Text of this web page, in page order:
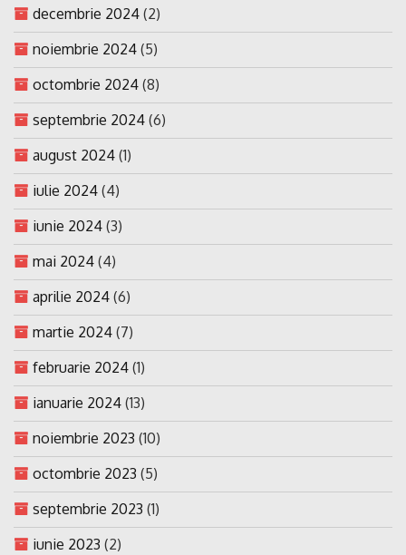
decembrie 2024 (2)
noiembrie 2024 (5)
octombrie 2024 (8)
septembrie 2024 (6)
august 2024 (1)
iulie 2024 (4)
iunie 2024 (3)
mai 2024 (4)
aprilie 2024 (6)
martie 2024 (7)
februarie 2024 (1)
ianuarie 2024 (13)
noiembrie 2023 (10)
octombrie 2023 (5)
septembrie 2023 (1)
iunie 2023 (2)